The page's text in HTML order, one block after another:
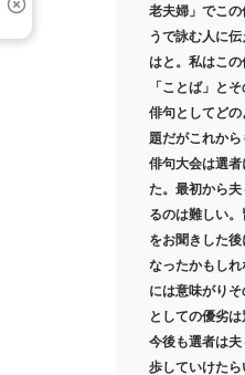
老夫婦」でこ
うで詠む人に
はと。私はこ
「ことば」と
俳句としてど
題だがこれか
俳句大会は選
た。最初から
るのは難しい
をお聞きした
なったかもし
には意味がり
としての優劣は
今後も選者は
歩していけたら